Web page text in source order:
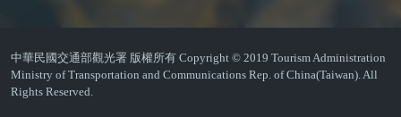
中華民國交通部觀光署 版權所有 Copyright © 2019 Tourism Administration
Ministry of Transportation and Communications Rep. of China(Taiwan). All
Rights Reserved.